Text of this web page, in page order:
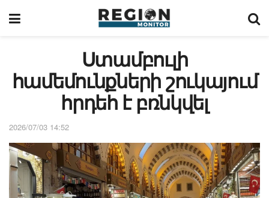
Ստամբուլի
համեմունքների շուկայում
հրդեհ է բռնկվել
2026/07/03 14:52